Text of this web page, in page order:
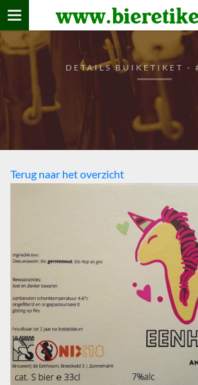
Home
verzamelen
De bierkaart
Bezoekers
DETAILS BUIKETIKET -
Terug naar het overzicht